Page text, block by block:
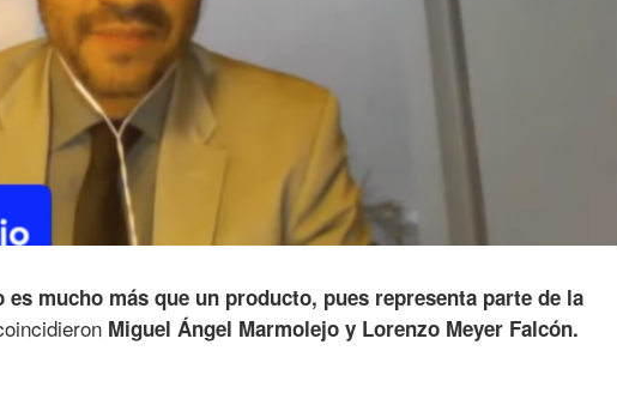
es mucho más que un producto, pues representa parte de la
Miguel Ángel Marmolejo y Lorenzo Meyer Falcón.